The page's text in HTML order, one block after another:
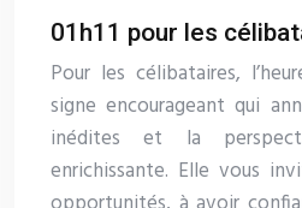
01h11 pour les
Pour les célibataires,
signe encourageant qui
inédites et la
enrichissante. Elle vous